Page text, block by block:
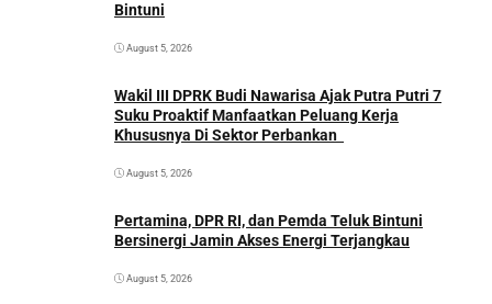
Bintuni
August 5, 2026
Wakil III DPRK Budi Nawarisa Ajak Putra Putri 7
Suku Proaktif Manfaatkan Peluang Kerja
August 5, 2026
Pertamina, DPR RI, dan Pemda Teluk Bintuni
Bersinergi Jamin Akses Energi Terjangkau
August 5, 2026